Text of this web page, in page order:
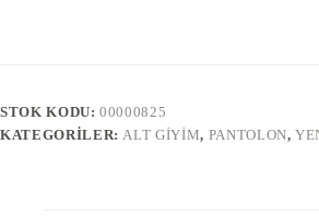
STOK KODU:00000825
KATEGORILER: ALT GIYIM, PANTOLON,